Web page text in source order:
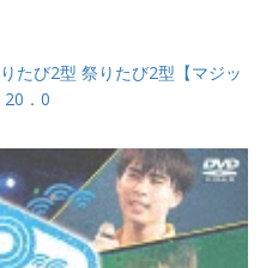
たび2型 祭りたび2型【マジッ
20．0